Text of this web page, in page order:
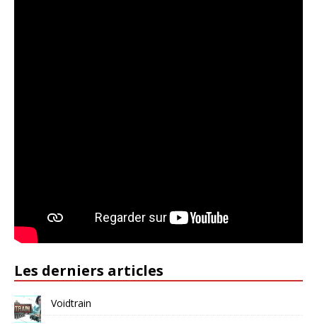
Les derniers articles
Voidtrain